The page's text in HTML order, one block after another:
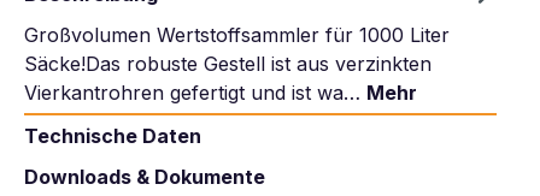
Großvolumen Wertstoffsammler für 1000 Liter
Säcke!Das robuste Gestell ist aus verzinkten
Vierkantrohren gefertigt und ist wa… Mehr
Technische Daten
Downloads & Dokumente